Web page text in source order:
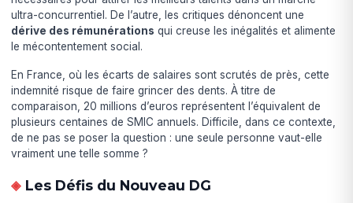
ultra-concurrentiel. De l’autre, les critiques dénoncent une
dérive des rémunérations qui creuse les inégalités et alimente
le mécontentement social.
En France, où les écarts de salaires sont scrutés de près, cette
indemnité risque de faire grincer des dents. À titre de
comparaison, 20 millions d’euros représentent l’équivalent de
plusieurs centaines de SMIC annuels. Difficile, dans ce contexte,
de ne pas se poser la question : une seule personne vaut-elle
vraiment une telle somme ?
Les Défis du Nouveau DG